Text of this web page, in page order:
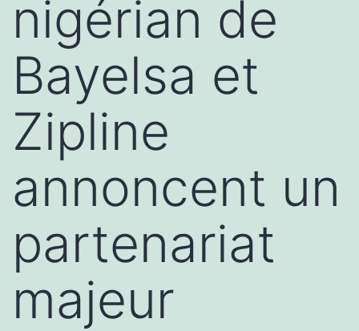
nigérian de
Bayelsa et
Zipline
annoncent un
partenariat
majeur